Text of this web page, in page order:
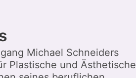
Michael Schneiders
Plastische und Ästhetische